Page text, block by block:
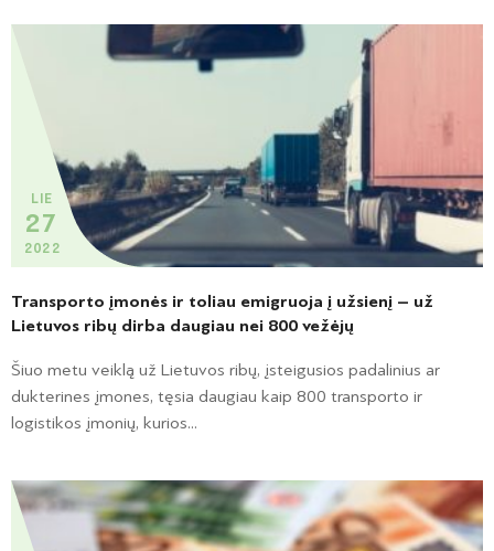
LIE
27
2022
Transporto įmonės ir toliau emigruoja į užsienį – už
Lietuvos ribų dirba daugiau nei 800 vežėjų
Šiuo metu veiklą už Lietuvos ribų, įsteigusios padalinius ar
dukterines įmones, tęsia daugiau kaip 800 transporto ir
logistikos įmonių, kurios...